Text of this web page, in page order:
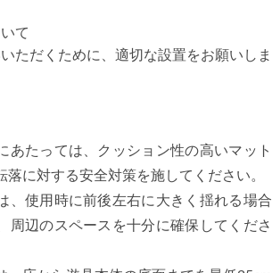
て
ただくために、適切な設置をお願いしま
あたっては、クッション性の高いマット
落に対する安全対策を施してください。
、使用時に前後左右に大きく揺れる場合
周辺のスペースを十分に確保してくださ